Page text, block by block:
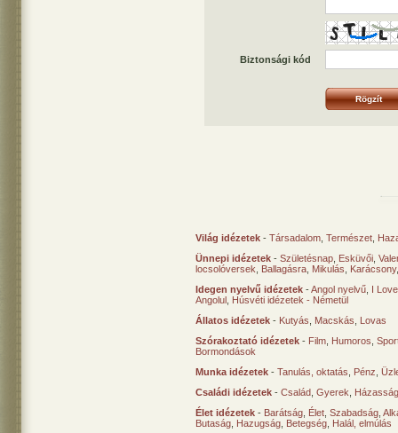
Biztonsági kód
Világ idézetek - Társadalom Természet
Ünnepi idézetek - Születésnap Esküvői
locsolóversek
Ballagásra Mikulás Karácsony
Idegen nyelvű idézetek -Angol nyelvű I
Angolul Húsvéti idézetek - Németül
Állatos idézetek - Kutyás Macskás
Lovas
Szórakoztató idézetek - Film Humoros
Bormondások
Munka idézetek - Tanulás, oktatás Pénz
Családi idézetek - Család Gyerek
Élet idézetek - Barátság Élet Szabadság
Butaság Hazugság Betegség Halál, elmúlás